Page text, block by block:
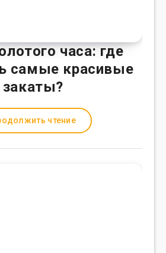
часа: где
самые красивые
закаты?
чтение